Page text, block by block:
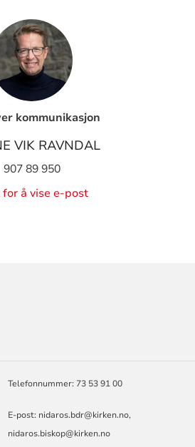
kommunikasjon
VIK RAVNDAL
907 89 950
for å vise e-post
Telefonnummer: 73 53 91 00
E-post: nidaros.bdr@kirken.no,
nidaros.biskop@kirken.no